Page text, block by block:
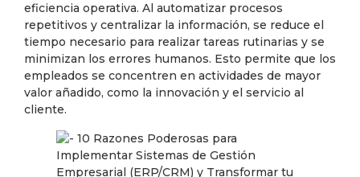
eficiencia operativa. Al automatizar procesos
repetitivos y centralizar la información, se reduce el
tiempo necesario para realizar tareas rutinarias y se
minimizan los errores humanos. Esto permite que los
empleados se concentren en actividades de mayor
valor añadido, como la innovación y el servicio al
cliente.